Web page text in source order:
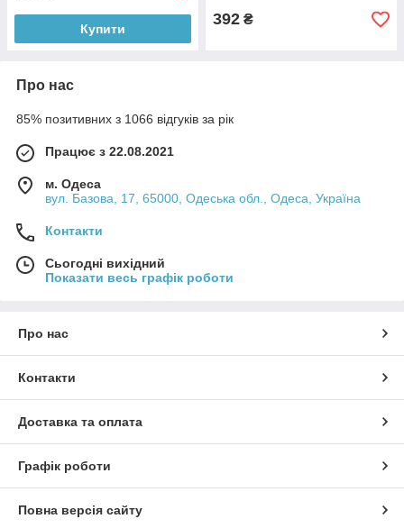
Купити
392 ₴
Про нас
85% позитивних з 1066 відгуків за рік
Працює з 22.08.2021
м. Одеса
вул. Базова, 17, 65000, Одеська обл., Одеса, Україна
Контакти
Сьогодні вихідний
Показати весь графік роботи
Про нас
Контакти
Доставка та оплата
Графік роботи
Повна версія сайту